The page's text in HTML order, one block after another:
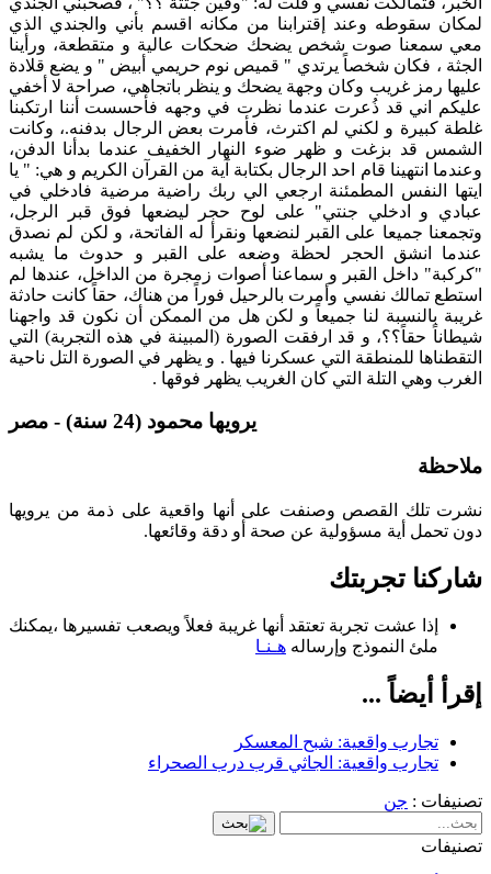
لمكان سقوطه وعند إقترابنا من مكانه اقسم بأني والجندي الذي
معي سمعنا صوت شخص يضحك ضحكات عالية و متقطعة، ورأينا
الجثة ، فكان شخصاً يرتدي " قميص نوم حريمي أبيض " و يضع قلادة
عليها رمز غريب وكان وجهة يضحك و ينظر باتجاهي، صراحة لا أخفي
عليكم اني قد ذُعرت عندما نظرت في وجهه فأحسست أننا ارتكبنا
غلطة كبيرة و لكني لم اكترث، فأمرت بعض الرجال بدفنه.، وكانت
الشمس قد بزغت و ظهر ضوء النهار الخفيف عندما بدأنا الدفن،
وعندما انتهينا قام احد الرجال بكتابة آية من القرآن الكريم و هي: " يا
ايتها النفس المطمئنة ارجعي الي ربك راضية مرضية فادخلي في
عبادي و ادخلي جنتي" على لوح حجر ليضعها فوق قبر الرجل،
وتجمعنا جميعا على القبر لنضعها ونقرأ له الفاتحة، و لكن لم نصدق
عندما انشق الحجر لحظة وضعه على القبر و حدوث ما يشبه
"كركبة" داخل القبر و سماعنا أصوات زمجرة من الداخل، عندها لم
استطع تمالك نفسي وأمرت بالرحيل فوراً من هناك، حقاً كانت حادثة
غريبة بالنسبة لنا جميعاً و لكن هل من الممكن أن نكون قد واجهنا
شيطاناً حقاً؟؟، و قد ارفقت الصورة (المبينة في هذه التجربة) التي
التقطناها للمنطقة التي عسكرنا فيها . و يظهر في الصورة التل ناحية
الغرب وهي التلة التي كان الغريب يظهر فوقها .
يرويها محمود (24 سنة) - مصر
ملاحظة
نشرت تلك القصص وصنفت على أنها واقعية على ذمة من يرويها
دون تحمل أية مسؤولية عن صحة أو دقة وقائعها.
شاركنا تجربتك
إذا عشت تجربة تعتقد أنها غريبة فعلاً ويصعب تفسيرها ،يمكنك
ملئ النموذج وإرساله هـنـا
إقرأ أيضاً ...
تجارب واقعية: شبح المعسكر
تجارب واقعية: الجاثي قرب درب الصحراء
تصنيفات : جن
تصنيفات